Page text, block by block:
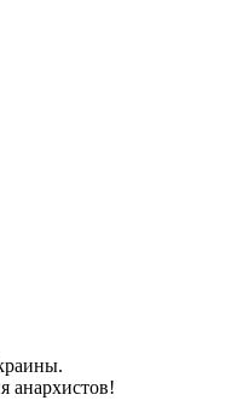
анархистов!